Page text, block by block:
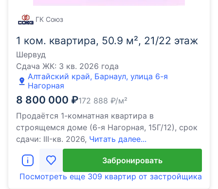
1 ком. квартира, 50.9 м², 21/22 этаж
Шервуд
Сдача ЖК: 3 кв. 2026 года
Алтайский край, Барнаул, улица 6-я
Нагорная
8 800 000 ₽172 888 ₽/м²
Продаётся 1-комнатная квартира в
строящемся доме (6-я Нагорная, 15Г/12), срок
сдачи: III-кв. 2026, Читать далее...
ГК Союз
Забронировать
Посмотреть еще 309 квартир от застройщика